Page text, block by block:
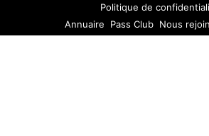
Politique de
Annuaire
Pass Club Nous